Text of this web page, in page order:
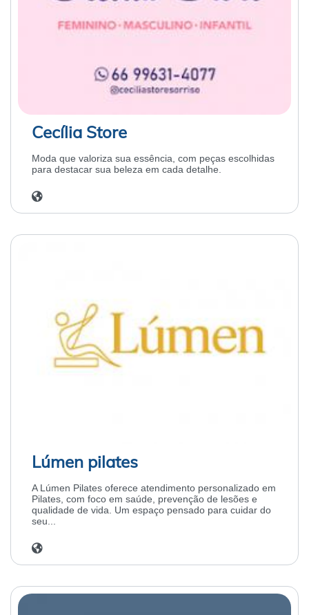
Cecília Store
Moda que valoriza sua essência, com peças escolhidas
para destacar sua beleza em cada detalhe.
Lúmen pilates
A Lúmen Pilates oferece atendimento personalizado em
Pilates, com foco em saúde, prevenção de lesões e
qualidade de vida. Um espaço pensado para cuidar do
seu...